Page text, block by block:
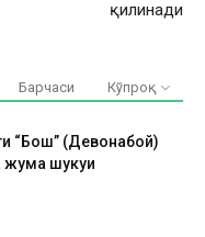
қилинади
Барчаси Кўпроқ
“Бош” (Девонабой)
шукуҳи